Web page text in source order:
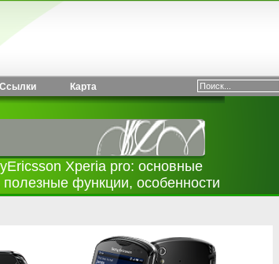
Ссылки Карта
Xperia pro: основные
функции, особенности